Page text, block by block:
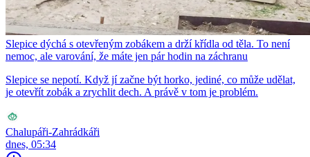
Slepice dýchá s otevřeným zobákem a drží křídla od těla. To není
nemoc, ale varování, že máte jen pár hodin na záchranu
Slepice se nepotí. Když jí začne být horko, jediné, co může udělat,
je otevřít zobák a zrychlit dech. A právě v tom je problém.
Chalupáři-Zahrádkáři
dnes, 05:34